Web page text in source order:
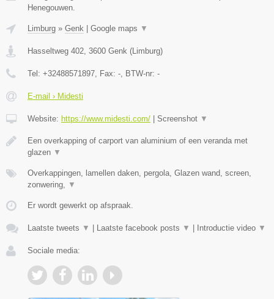
Henegouwen.
Limburg » Genk Google maps ▼
Hasseltweg 402 3600 Genk ( Limburg)
Tel: +32488571897 , Fax: - , BTW-nr: -
E-mail › Midesti
Website: https://www.midesti.com/ Screenshot ▼
Een overkapping of carport van aluminium of een veranda met
glazen ▼
Overkappingen, lamellen daken, pergola, Glazen wand, screen,
zonwering,
▼
Er wordt gewerkt op afspraak.
Laatste tweets ▼ Laatste facebook posts ▼ Introductie video ▼
Sociale media: